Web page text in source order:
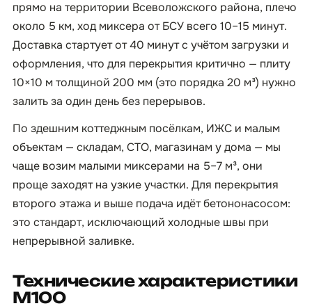
прямо на территории Всеволожского района, плечо
около 5 км, ход миксера от БСУ всего 10–15 минут.
Доставка стартует от 40 минут с учётом загрузки и
оформления, что для перекрытия критично — плиту
10×10 м толщиной 200 мм (это порядка 20 м³) нужно
залить за один день без перерывов.
По здешним коттеджным посёлкам, ИЖС и малым
объектам — складам, СТО, магазинам у дома — мы
чаще возим малыми миксерами на 5–7 м³, они
проще заходят на узкие участки. Для перекрытия
второго этажа и выше подача идёт бетононасосом:
это стандарт, исключающий холодные швы при
непрерывной заливке.
Технические характеристики
М100